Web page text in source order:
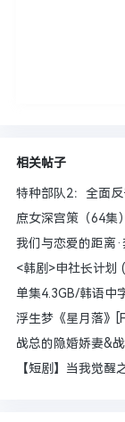
相关帖子
特种部队2：全面
庶女深宫策（64集
我们与恋爱的距离
<韩剧>申社长计划
单集4.3GB/韩语中
浮生梦《星月落》
战总的隐婚娇妻&
【短剧】当我觉醒